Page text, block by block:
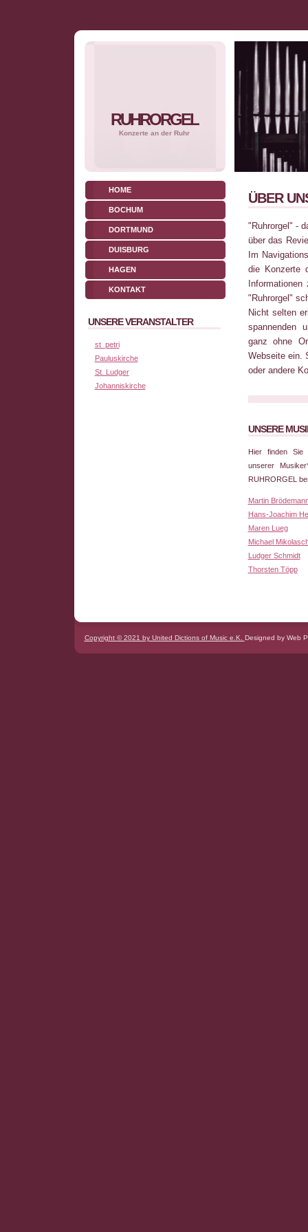
RUHRORGEL
Konzerte an der Ruhr
HOME
BOCHUM
DORTMUND
DUISBURG
HAGEN
KONTAKT
UNSERE VERANSTALTER
st_petri
Pauluskirche
St. Ludger
Johanniskirche
ÜBER
"Ruhrorgel" -
über das
Im
die Konzerte
"Ruhrorgel"
Nicht selten
spannenden
ganz ohne
Webseite ein.
oder andere
UNSERE
Hier finden
unserer
RUHRORGEL
Martin
Hans-Joachim
Maren Lueg
Michael
Ludger Schmidt
Thorsten Töpp
Copyright © 2021 by United Dictions of Music e.K. Designed by Web